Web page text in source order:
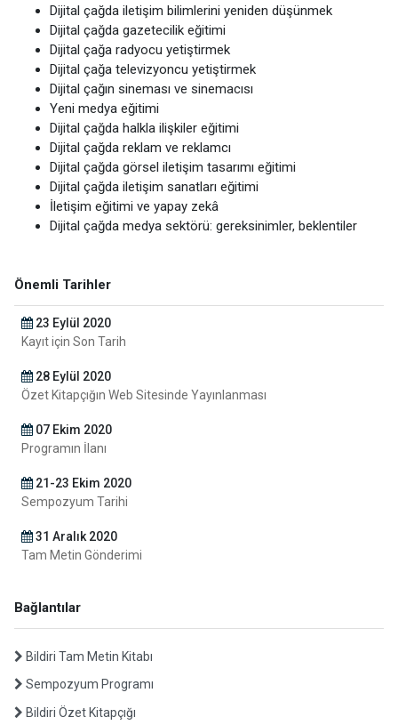
Dijital çağda iletişim bilimlerini yeniden düşünmek
Dijital çağda gazetecilik eğitimi
Dijital çağa radyocu yetiştirmek
Dijital çağa televizyoncu yetiştirmek
Dijital çağın sineması ve sinemacısı
Yeni medya eğitimi
Dijital çağda halkla ilişkiler eğitimi
Dijital çağda reklam ve reklamcı
Dijital çağda görsel iletişim tasarımı eğitimi
Dijital çağda iletişim sanatları eğitimi
İletişim eğitimi ve yapay zekâ
Dijital çağda medya sektörü: gereksinimler, beklentiler
Önemli Tarihler
Programın İlanı
21-23 Ekim 2020
Sempozyum Tarihi
31 Aralık 2020
Tam Metin Gönderimi
31 Mart 2021
Elektronik Bildiri Kitabının Yayınlanması
30 Haziran 2020
Özet Gönderimi için Son Tarih
Kabul Edilen Özetlerin İlanı
23 Eylül 2020
Kayıt için Son Tarih
28 Eylül 2020
Özet Kitapçığın Web Sitesinde Yayınlanması
07 Ekim 2020
Programın İlanı
21-23 Ekim 2020
Sempozyum Tarihi
31 Aralık 2020
Tam Metin Gönderimi
Elektronik Bildiri Kitabının Yayınlanması
Özet Gönderimi için Son Tarih
31 Ağustos 2020
Kabul Edilen Özetlerin İlanı
Bağlantılar
Bildiri Tam Metin Kitabı
Sempozyum Programı
Bildiri Özet Kitapçığı